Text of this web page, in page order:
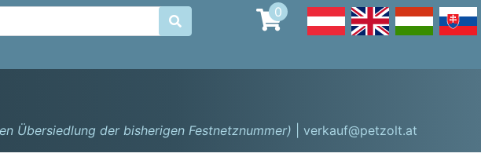

0
Übersiedlung der bisherigen Festnetznummer) | verkauf@petzolt.at